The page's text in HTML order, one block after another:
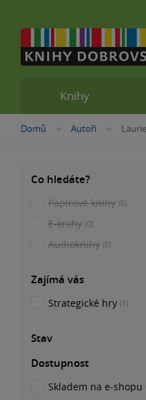
Nacházíte
Domů »Autoři »
Co hledáte?
Papírové knihy (0)
E-knihy (0)
Audioknihy (0)
Zajímá vás
Strategické hry (1)
Stav
Dostupnost
Skladem na e-shopu
Knihy